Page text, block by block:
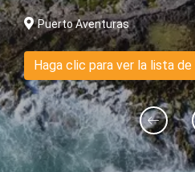
Puerto Aventuras
Haga clic para ver la lista